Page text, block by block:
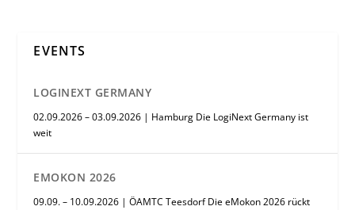
EVENTS
LOGINEXT GERMANY
02.09.2026 – 03.09.2026 | Hamburg Die LogiNext Germany ist
weit
EMOKON 2026
09.09. – 10.09.2026 | ÖAMTC Teesdorf Die eMokon 2026 rückt